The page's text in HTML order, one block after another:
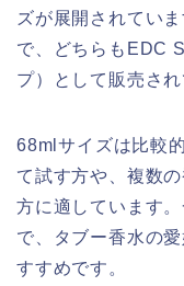
ズが展開されてい
で、どちらもEDC
プ）として販売され
68mlサイズは比較
て試す方や、複数
方に適しています
で、タブー香水の
すすめです。